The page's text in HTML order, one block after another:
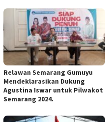
Relawan Semarang Gumuyu
Mendeklarasikan Dukung
Agustina Iswar untuk Pilwakot
Semarang 2024.